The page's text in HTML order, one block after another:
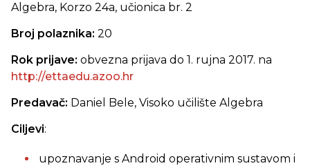
Algebra, Korzo 24a, učionica br. 2
Broj polaznika: 20
Rok prijave: obvezna prijava do 1. rujna 2017. na
http://ettaedu.azoo.hr
Predavač: Daniel Bele, Visoko učilište Algebra
Ciljevi:
upoznavanje s Android operativnim sustavom i